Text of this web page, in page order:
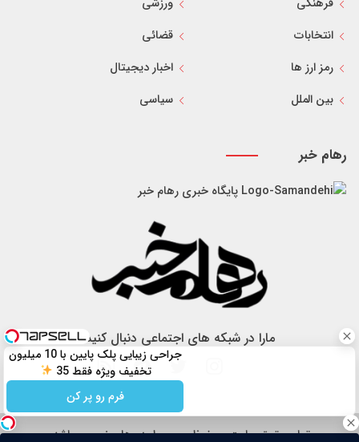
انتخابات
قضائی
رمز ارز ها
اخبار دیجیتال
بین الملل
سیاسی
رهام خبر
پایگاه خبری رهام خبر
مارا در شبکه های اجتماعی دنبال کنید
تمام حقوق سایت محفوظ و مربوط به رهام خبر می باشد.
جراحی زیبایی پلک پایین با 10 میلیون
تخفیف ویژه فقط 35
فرم رو پر کن